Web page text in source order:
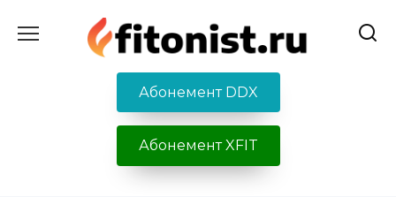
содержанию
Абонемент DDX
Абонемент XFIT